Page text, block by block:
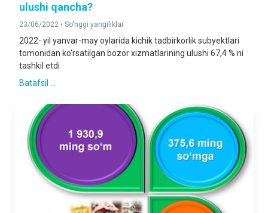
ulushi qancha?
23/06/2022 • So'nggi yangiliklar
2022- yil yanvar-may oylarida kichik tadbirkorlik subyektlari
tomonidan ko‘rsatilgan bozor xizmatlarining ulushi 67,4 % ni
tashkil etdi
Batafsil ...